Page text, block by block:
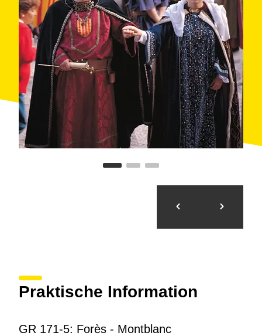
significa "en forma de espiga". También son puntos de
interés los barrancales de donde se extraía el yeso
para los hornos de Rocacorba y, más adelante, la
vegetación de la ribera del torrente de la Salada,
donde se erige una presa romana de derivación que
elevaba el nivel del agua, desviándola hacia un
canal. Se conserva solo la parte derecha del dique,
que fue utilizado en época romana y en la edad
media. Cerca de la presa pueden encontrarse otros
restos de la época romana. Finalmente, cabe destacar
las bodegas modernistas y las vistas que se
contemplan desde los puntos más elevados como
Praktische Information
GR 171-5: Forès - Montblanc